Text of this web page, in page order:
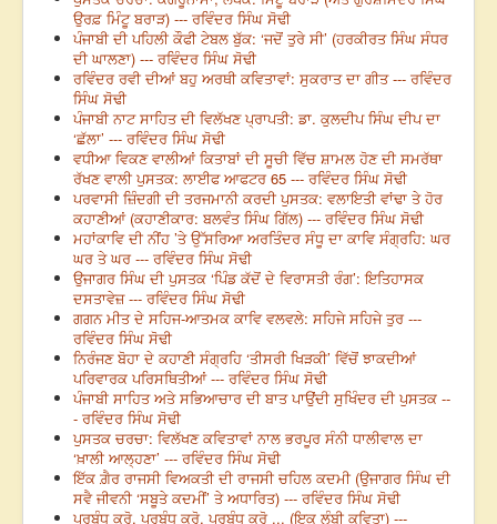
ਉਰਫ਼ ਮਿੰਟੂ ਬਰਾੜ) --- ਰਵਿੰਦਰ ਸਿੰਘ ਸੋਢੀ
ਪੰਜਾਬੀ ਦੀ ਪਹਿਲੀ ਕੌਫੀ ਟੇਬਲ ਬੁੱਕ: ‘ਜਦੋਂ ਤੁਰੇ ਸੀ’ (ਹਰਕੀਰਤ ਸਿੰਘ ਸੰਧਰ
ਦੀ ਘਾਲਣਾ) --- ਰਵਿੰਦਰ ਸਿੰਘ ਸੋਢੀ
ਰਵਿੰਦਰ ਰਵੀ ਦੀਆਂ ਬਹੁ ਅਰਥੀ ਕਵਿਤਾਵਾਂ: ਸੁਕਰਾਤ ਦਾ ਗੀਤ --- ਰਵਿੰਦਰ
ਸਿੰਘ ਸੋਢੀ
ਪੰਜਾਬੀ ਨਾਟ ਸਾਹਿਤ ਦੀ ਵਿਲੱਖਣ ਪ੍ਰਾਪਤੀ: ਡਾ. ਕੁਲਦੀਪ ਸਿੰਘ ਦੀਪ ਦਾ
‘ਛੱਲਾ’ --- ਰਵਿੰਦਰ ਸਿੰਘ ਸੋਢੀ
ਵਧੀਆ ਵਿਕਣ ਵਾਲੀਆਂ ਕਿਤਾਬਾਂ ਦੀ ਸੂਚੀ ਵਿੱਚ ਸ਼ਾਮਲ ਹੋਣ ਦੀ ਸਮਰੱਥਾ
ਰੱਖਣ ਵਾਲੀ ਪੁਸਤਕ: ਲਾਈਫ ਆਫਟਰ 65 --- ਰਵਿੰਦਰ ਸਿੰਘ ਸੋਢੀ
ਪਰਵਾਸੀ ਜ਼ਿੰਦਗੀ ਦੀ ਤਰਜਮਾਨੀ ਕਰਦੀ ਪੁਸਤਕ: ਵਲਾਇਤੀ ਵਾਂਢਾ ਤੇ ਹੋਰ
ਕਹਾਣੀਆਂ (ਕਹਾਣੀਕਾਰ: ਬਲਵੰਤ ਸਿੰਘ ਗਿੱਲ) --- ਰਵਿੰਦਰ ਸਿੰਘ ਸੋਢੀ
ਮਹਾਂਕਾਵਿ ਦੀ ਨੀਂਹ ’ਤੇ ਉੱਸਰਿਆ ਅਰਤਿੰਦਰ ਸੰਧੂ ਦਾ ਕਾਵਿ ਸੰਗ੍ਰਹਿ: ਘਰ
ਘਰ ਤੇ ਘਰ --- ਰਵਿੰਦਰ ਸਿੰਘ ਸੋਢੀ
ਉਜਾਗਰ ਸਿੰਘ ਦੀ ਪੁਸਤਕ ‘ਪਿੰਡ ਕੱਦੋਂ ਦੇ ਵਿਰਾਸਤੀ ਰੰਗ’: ਇਤਿਹਾਸਕ
ਦਸਤਾਵੇਜ਼ --- ਰਵਿੰਦਰ ਸਿੰਘ ਸੋਢੀ
ਗਗਨ ਮੀਤ ਦੇ ਸਹਿਜ-ਆਤਮਕ ਕਾਵਿ ਵਲਵਲੇ: ਸਹਿਜੇ ਸਹਿਜੇ ਤੁਰ ---
ਰਵਿੰਦਰ ਸਿੰਘ ਸੋਢੀ
ਨਿਰੰਜਣ ਬੋਹਾ ਦੇ ਕਹਾਣੀ ਸੰਗ੍ਰਹਿ ‘ਤੀਸਰੀ ਖਿੜਕੀ’ ਵਿੱਚੋਂ ਝਾਕਦੀਆਂ
ਪਰਿਵਾਰਕ ਪਰਿਸਥਿਤੀਆਂ --- ਰਵਿੰਦਰ ਸਿੰਘ ਸੋਢੀ
ਪੰਜਾਬੀ ਸਾਹਿਤ ਅਤੇ ਸਭਿਆਚਾਰ ਦੀ ਬਾਤ ਪਾਉਂਦੀ ਸੁਖਿੰਦਰ ਦੀ ਪੁਸਤਕ --
- ਰਵਿੰਦਰ ਸਿੰਘ ਸੋਢੀ
ਪੁਸਤਕ ਚਰਚਾ: ਵਿਲੱਖਣ ਕਵਿਤਾਵਾਂ ਨਾਲ ਭਰਪੂਰ ਸੰਨੀ ਧਾਲੀਵਾਲ ਦਾ
‘ਖ਼ਾਲੀ ਆਲ੍ਹਣਾ’ --- ਰਵਿੰਦਰ ਸਿੰਘ ਸੋਢੀ
ਇੱਕ ਗ਼ੈਰ ਰਾਜਸੀ ਵਿਅਕਤੀ ਦੀ ਰਾਜਸੀ ਚਹਿਲ ਕਦਮੀ (ਉਜਾਗਰ ਸਿੰਘ ਦੀ
ਸਵੈ ਜੀਵਨੀ ‘ਸਬੂਤੇ ਕਦਮੀਂ’ ਤੇ ਅਧਾਰਿਤ) --- ਰਵਿੰਦਰ ਸਿੰਘ ਸੋਢੀ
ਪ੍ਰਬੰਧ ਕਰੋ, ਪ੍ਰਬੰਧ ਕਰੋ, ਪ੍ਰਬੰਧ ਕਰੋ ... (ਇਕ ਲੰਬੀ ਕਵਿਤਾ) ---